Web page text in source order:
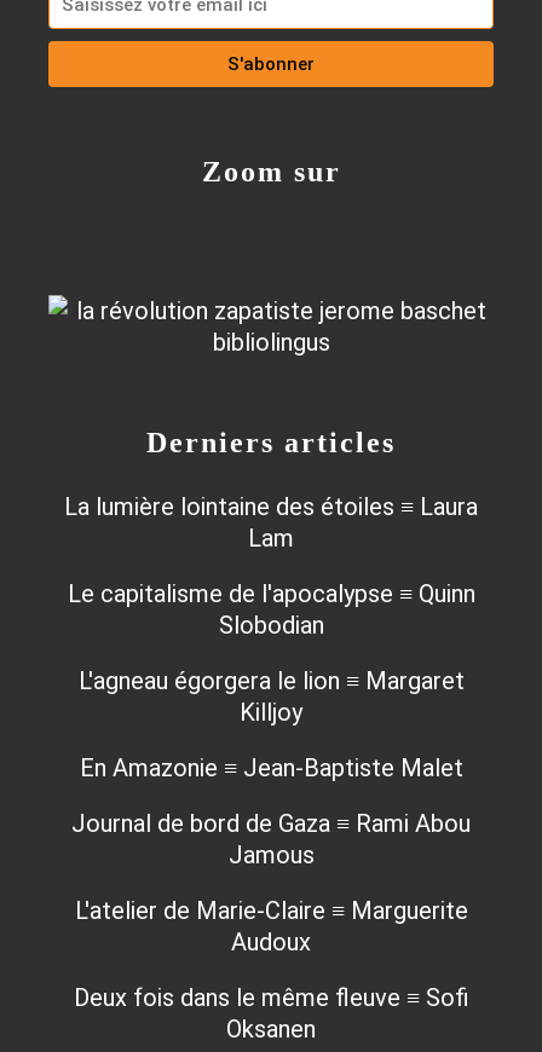
Derniers articles
La lumière lointaine des étoiles ≡ Laura
Lam
Le capitalisme de l'apocalypse ≡ Quinn
Slobodian
L'agneau égorgera le lion ≡ Margaret
Killjoy
En Amazonie ≡ Jean-Baptiste Malet
Journal de bord de Gaza ≡ Rami Abou
Jamous
L'atelier de Marie-Claire ≡ Marguerite
Audoux
Deux fois dans le même fleuve ≡ Sofi
Oksanen
Zoom sur